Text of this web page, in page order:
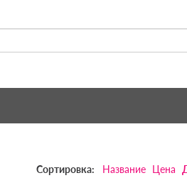
Сортировка: Название Цена